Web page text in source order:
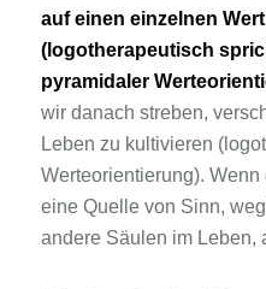
auf einen einzelnen
(logotherapeutisch
pyramidaler
wir danach streben,
Leben zu kultivieren
Werteorientierung).
eine Quelle von Sinn,
andere Säulen im Leben,